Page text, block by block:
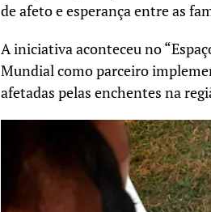
de afeto e esperança entre as
A iniciativa aconteceu no
Mundial como parceiro
afetadas pelas enchentes na